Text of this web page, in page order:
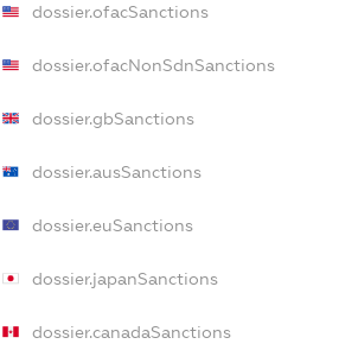
dossier.ofacSanctions
dossier.ofacNonSdnSanctions
dossier.gbSanctions
dossier.ausSanctions
dossier.euSanctions
dossier.japanSanctions
dossier.canadaSanctions